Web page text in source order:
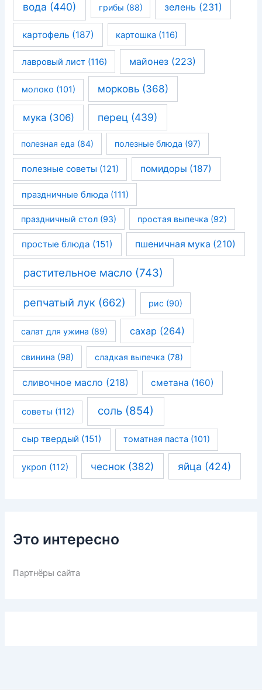
вода (440) грибы (88) зелень (231)
картофель (187) картошка (116)
лавровый лист(116) майонез(223)
молоко (101) морковь(368)
мука(306) перец (439)
полезная еда (84) полезные блюда (97)
полезные советы (121) помидоры (187)
праздничные блюда(111)
праздничный стол (93) простая выпечка (92)
простые блюда (151) пшеничная мука (210)
растительное масло (743)
репчатый лук(662) рис (90)
салат для ужина (89) сахар (264)
свинина (98) сладкая выпечка (78)
сливочное масло (218) сметана (160)
советы (112) соль(854)
сыр твердый (151) томатная паста (101)
укроп (112) чеснок (382) яйца (424)
Это интересно
Партнёры сайта